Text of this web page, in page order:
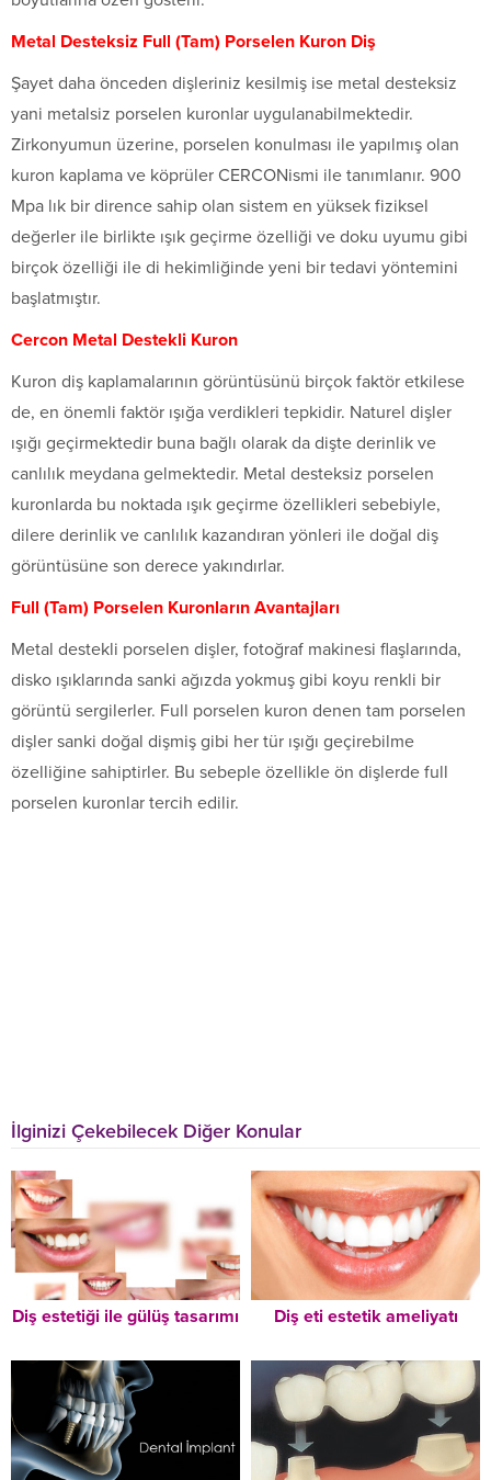
Metal Desteksiz Full (Tam) Porselen Kuron Diş
Şayet daha önceden dişleriniz kesilmiş ise metal desteksiz
yani metalsiz porselen kuronlar uygulanabilmektedir.
Zirkonyumun üzerine, porselen konulması ile yapılmış olan
kuron kaplama ve köprüler CERCONismi ile tanımlanır. 900
Mpa lık bir dirence sahip olan sistem en yüksek fiziksel
değerler ile birlikte ışık geçirme özelliği ve doku uyumu gibi
birçok özelliği ile di hekimliğinde yeni bir tedavi yöntemini
başlatmıştır.
Cercon Metal Destekli Kuron
Kuron diş kaplamalarının görüntüsünü birçok faktör etkilese
de, en önemli faktör ışığa verdikleri tepkidir. Naturel dişler
ışığı geçirmektedir buna bağlı olarak da dişte derinlik ve
canlılık meydana gelmektedir. Metal desteksiz porselen
kuronlarda bu noktada ışık geçirme özellikleri sebebiyle,
dilere derinlik ve canlılık kazandıran yönleri ile doğal diş
görüntüsüne son derece yakındırlar.
Full (Tam) Porselen Kuronların Avantajları
Metal destekli porselen dişler, fotoğraf makinesi flaşlarında,
disko ışıklarında sanki ağızda yokmuş gibi koyu renkli bir
görüntü sergilerler. Full porselen kuron denen tam porselen
dişler sanki doğal dişmiş gibi her tür ışığı geçirebilme
özelliğine sahiptirler. Bu sebeple özellikle ön dişlerde full
porselen kuronlar tercih edilir.
İlginizi Çekebilecek Diğer Konular
Diş estetiği ile gülüş tasarımı Diş eti estetik ameliyatı